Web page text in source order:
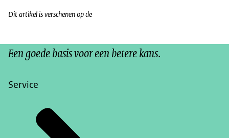
Dit artikel is verschenen op de
Een goede basis voor een betere kans.
Service